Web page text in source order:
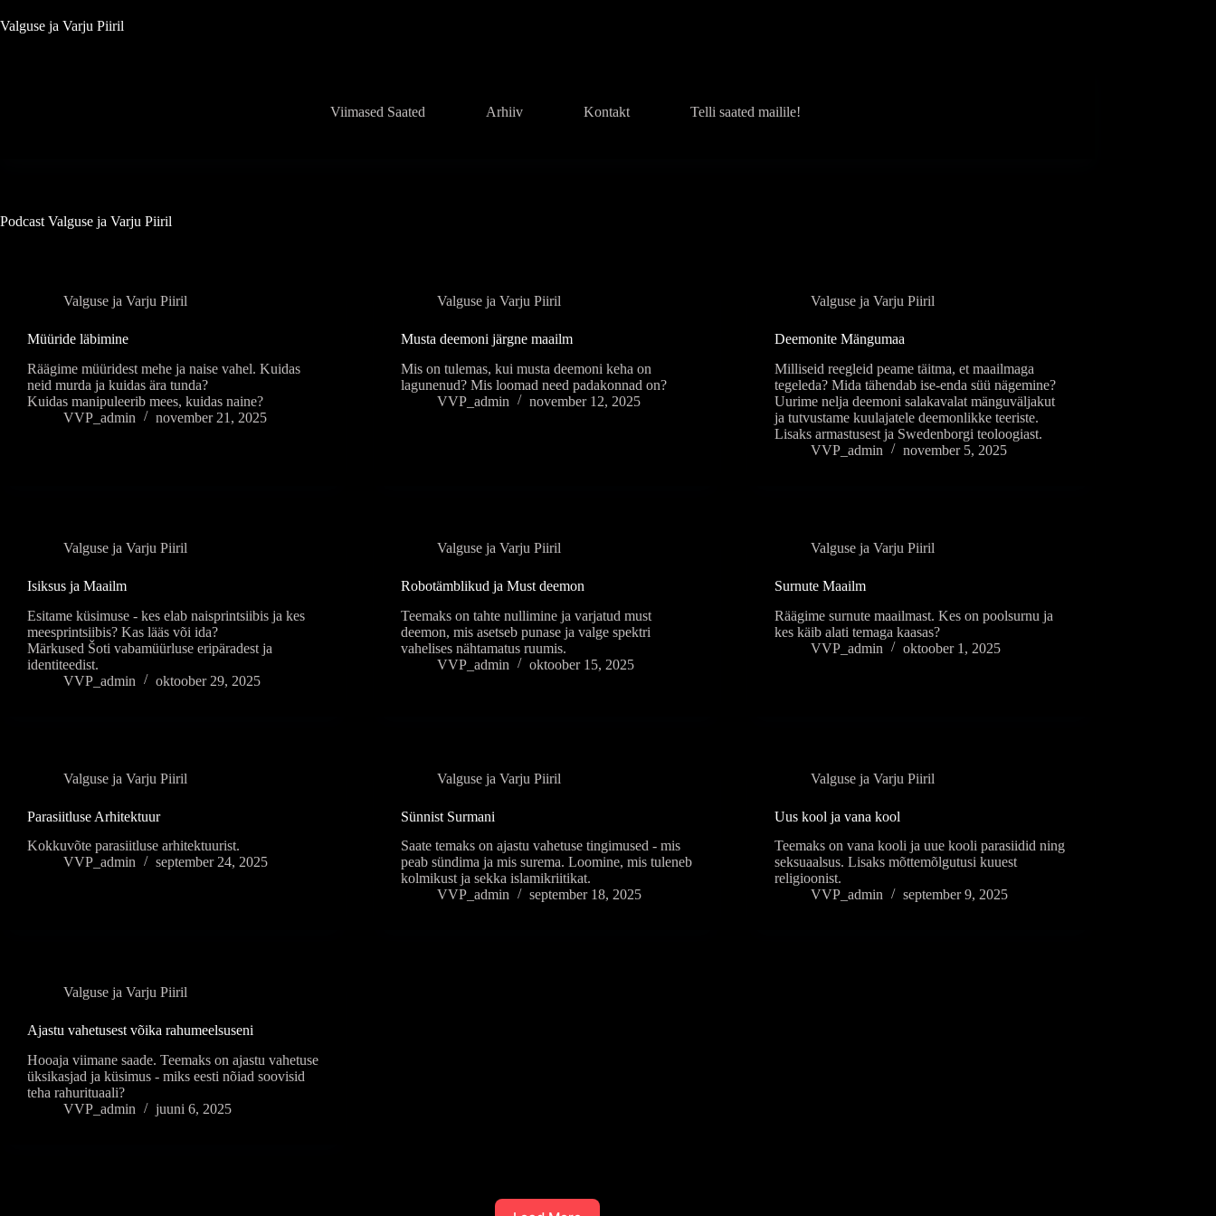
to
Valguse ja Varju Piiril
Viimased Saated Arhiiv Kontakt Telli saated mailile!
Podcast Valguse ja Varju Piiril
Valguse ja Varju Piiril
Müüride läbimine
Räägime müüridest mehe ja naise vahel. Kuidas
neid murda ja kuidas ära tunda?
Kuidas manipuleerib mees, kuidas naine?
VVP_admin
november 21, 2025
Valguse ja Varju Piiril
Musta deemoni järgne maailm
Mis on tulemas, kui musta deemoni keha on
lagunenud? Mis loomad need padakonnad on?
VVP_admin
november 12, 2025
Valguse ja Varju Piiril
Deemonite Mängumaa
Milliseid reegleid peame täitma, et maailmaga
tegeleda? Mida tähendab ise-enda süü nägemine?
Uurime nelja deemoni salakavalat mänguväljakut
ja tutvustame kuulajatele deemonlikke teeriste.
Lisaks armastusest ja Swedenborgi teoloogiast.
VVP_admin
november 5, 2025
Valguse ja Varju Piiril
Isiksus ja Maailm
Esitame küsimuse - kes elab naisprintsiibis ja kes
meesprintsiibis? Kas lääs või ida?
Märkused Šoti vabamüürluse eripäradest ja
identiteedist.
VVP_admin
oktoober 29, 2025
Valguse ja Varju Piiril
Robotämblikud ja Must deemon
Teemaks on tahte nullimine ja varjatud must
deemon, mis asetseb punase ja valge spektri
vahelises nähtamatus ruumis.
VVP_admin
oktoober 15, 2025
Valguse ja Varju Piiril
Surnute Maailm
Räägime surnute maailmast. Kes on poolsurnu ja
kes käib alati temaga kaasas?
VVP_admin
oktoober 1, 2025
Valguse ja Varju Piiril
Parasiitluse Arhitektuur
Kokkuvõte parasiitluse arhitektuurist.
VVP_admin
september 24, 2025
Valguse ja Varju Piiril
Sünnist Surmani
Saate temaks on ajastu vahetuse tingimused - mis
peab sündima ja mis surema. Loomine, mis tuleneb
kolmikust ja sekka islamikriitikat.
VVP_admin
september 18, 2025
Valguse ja Varju Piiril
Uus kool ja vana kool
Teemaks on vana kooli ja uue kooli parasiidid ning
seksuaalsus. Lisaks mõttemõlgutusi kuuest
religioonist.
VVP_admin
september 9, 2025
Valguse ja Varju Piiril
Ajastu vahetusest võika rahumeelsuseni
Hooaja viimane saade. Teemaks on ajastu vahetuse
üksikasjad ja küsimus - miks eesti nõiad soovisid
teha rahurituaali?
VVP_admin
juuni 6, 2025